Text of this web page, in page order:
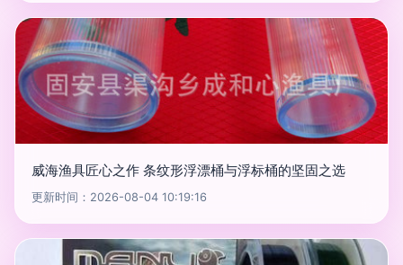
威海渔具匠心之作 条纹形浮漂桶与浮标桶的坚固之选
更新时间：2026-08-04 10:19:16